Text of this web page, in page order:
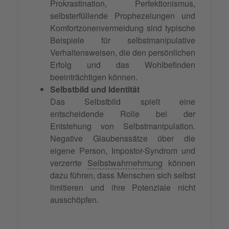
Prokrastination, Perfektionismus,
selbsterfüllende Prophezeiungen und
Komfortzonenvermeidung sind typische
Beispiele für selbstmanipulative
Verhaltensweisen, die den persönlichen
Erfolg und das Wohlbefinden
beeinträchtigen können.
Selbstbild und Identität
Das Selbstbild spielt eine
entscheidende Rolle bei der
Entstehung von Selbstmanipulation.
Negative Glaubenssätze über die
eigene Person, Impostor-Syndrom und
verzerrte Selbstwahrnehmung können
dazu führen, dass Menschen sich selbst
limitieren und ihre Potenziale nicht
ausschöpfen.